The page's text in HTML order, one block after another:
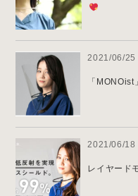
2021/06/25
「
2021/06/18
レイヤード